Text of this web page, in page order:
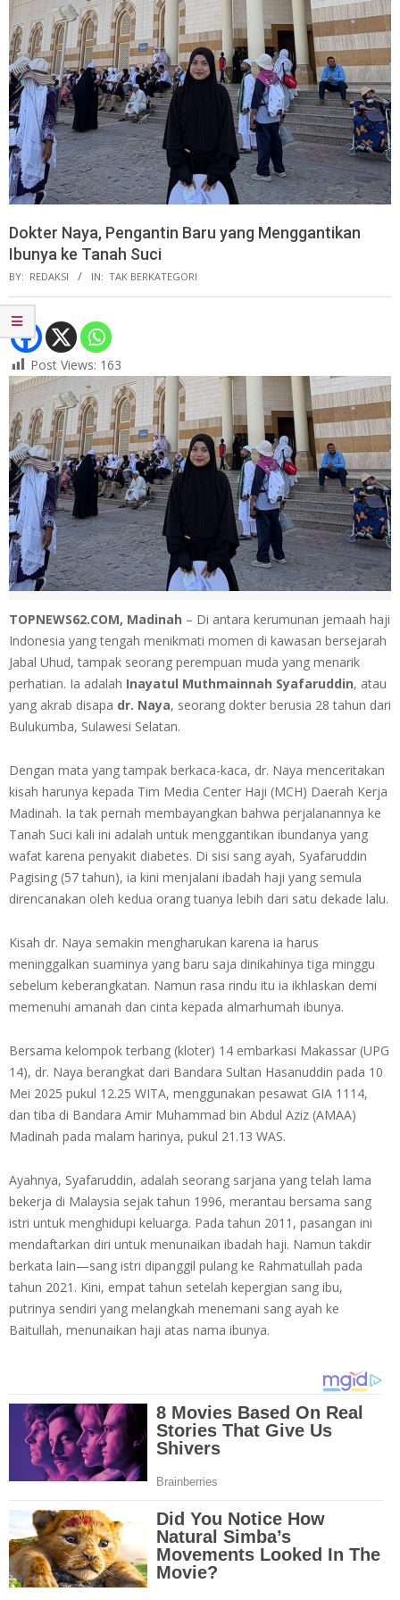
Dokter Naya, Pengantin Baru yang Menggantikan
Ibunya ke Tanah Suci
BY: REDAKSI IN: TAK BERKATEGORI
Post Views: 163
TOPNEWS62.COM, Madinah – Di antara kerumunan jemaah haji
Indonesia yang tengah menikmati momen di kawasan bersejarah
Jabal Uhud, tampak seorang perempuan muda yang menarik
perhatian. Ia adalah Inayatul Muthmainnah Syafaruddin, atau
yang akrab disapa dr. Naya, seorang dokter berusia 28 tahun dari
Bulukumba, Sulawesi Selatan.
Dengan mata yang tampak berkaca-kaca, dr. Naya menceritakan
kisah harunya kepada Tim Media Center Haji (MCH) Daerah Kerja
Madinah. Ia tak pernah membayangkan bahwa perjalanannya ke
Tanah Suci kali ini adalah untuk menggantikan ibundanya yang
wafat karena penyakit diabetes. Di sisi sang ayah, Syafaruddin
Pagising (57 tahun), ia kini menjalani ibadah haji yang semula
direncanakan oleh kedua orang tuanya lebih dari satu dekade lalu.
Kisah dr. Naya semakin mengharukan karena ia harus
meninggalkan suaminya yang baru saja dinikahinya tiga minggu
sebelum keberangkatan. Namun rasa rindu itu ia ikhlaskan demi
memenuhi amanah dan cinta kepada almarhumah ibunya.
Bersama kelompok terbang (kloter) 14 embarkasi Makassar (UPG
14), dr. Naya berangkat dari Bandara Sultan Hasanuddin pada 10
Mei 2025 pukul 12.25 WITA, menggunakan pesawat GIA 1114,
dan tiba di Bandara Amir Muhammad bin Abdul Aziz (AMAA)
Madinah pada malam harinya, pukul 21.13 WAS.
Ayahnya, Syafaruddin, adalah seorang sarjana yang telah lama
bekerja di Malaysia sejak tahun 1996, merantau bersama sang
istri untuk menghidupi keluarga. Pada tahun 2011, pasangan ini
mendaftarkan diri untuk menunaikan ibadah haji. Namun takdir
berkata lain—sang istri dipanggil pulang ke Rahmatullah pada
tahun 2021. Kini, empat tahun setelah kepergian sang ibu,
putrinya sendiri yang melangkah menemani sang ayah ke
Baitullah, menunaikan haji atas nama ibunya.